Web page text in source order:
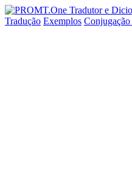
Tradução Exemplos Conjugação